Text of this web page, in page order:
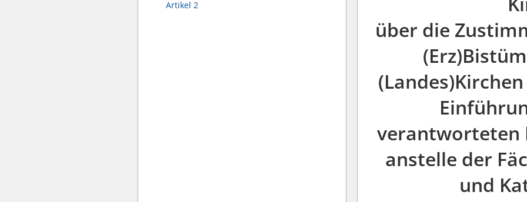
Artikel 2
über die
verantworteten
anstelle der
und